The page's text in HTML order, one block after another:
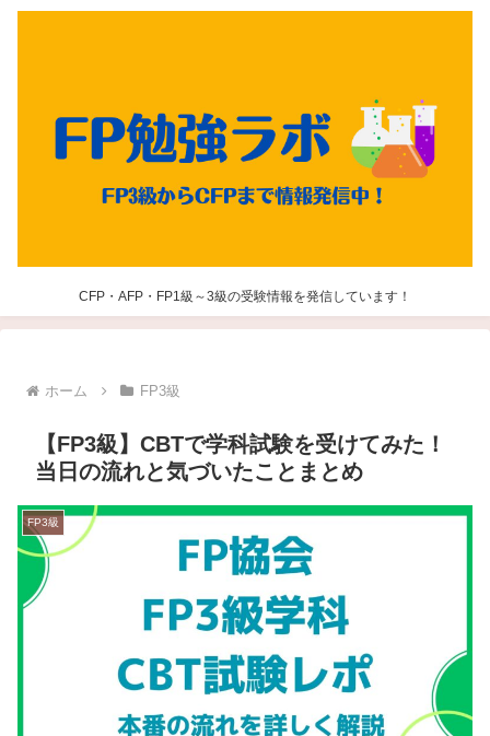
CFP・AFP・FP1級～3級の受験情報を発信しています！
ホーム FP3級
【FP3級】CBTで学科試験を受けてみた！
当日の流れと気づいたことまとめ
FP3級